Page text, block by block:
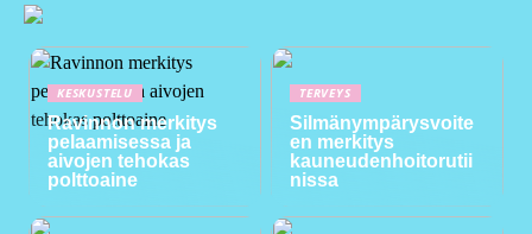
KESKUSTELU
Ravinnon merkitys
pelaamisessa ja
aivojen tehokas
polttoaine
TERVEYS
Silmänympärysvoite
en merkitys
kauneudenhoitorutii
nissa